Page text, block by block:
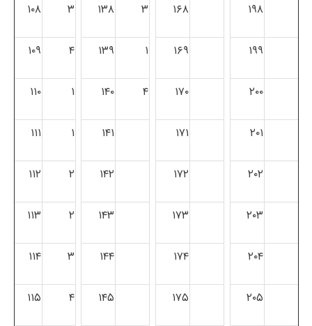
۱۹۸ ۱۶۸ ۳ ۱۳۸ ۳ ۱۰۸
۱۹۹ ۱۶۹ ۱ ۱۳۹ ۴ ۱۰۹
۲۰۰ ۱۷۰ ۴ ۱۴۰ ۱ ۱۱۰
۲۰۱ ۱۷۱ ۱۴۱ ۱ ۱۱۱
۲۰۲ ۱۷۲ ۱۴۲ ۲ ۱۱۲
۲۰۳ ۱۷۳ ۱۴۳ ۲ ۱۱۳
۲۰۴ ۱۷۴ ۱۴۴ ۳ ۱۱۴
۲۰۵ ۱۷۵ ۱۴۵ ۴ ۱۱۵